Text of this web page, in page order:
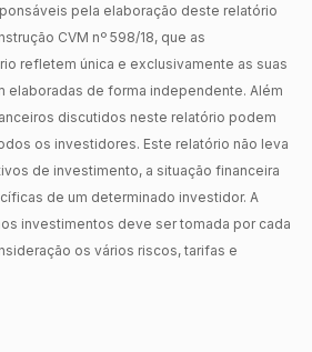
pela elaboração deste relatório
CVM nº 598/18, que as
refletem única e exclusivamente as suas
elaboradas de forma independente. Além
discutidos neste relatório podem
os investidores. Este relatório não leva
de investimento, a situação financeira
de um determinado investidor. A
investimentos deve ser tomada por cada
os vários riscos, tarifas e